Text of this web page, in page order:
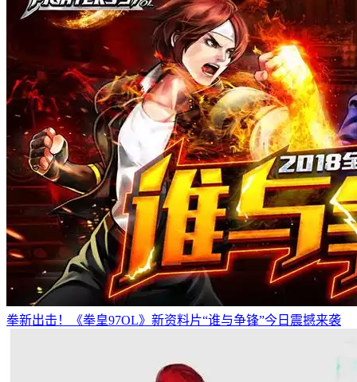
拳新出击！《拳皇97OL》新资料片“谁与争锋”今日震撼来袭